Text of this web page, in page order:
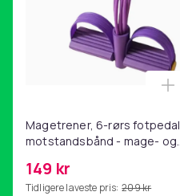
Magetrener, 6-rørs fotpedal
motstandsbånd - mage- og
hjemmegymnastikk Purple
149 kr
Tidligere laveste pris: 209 kr